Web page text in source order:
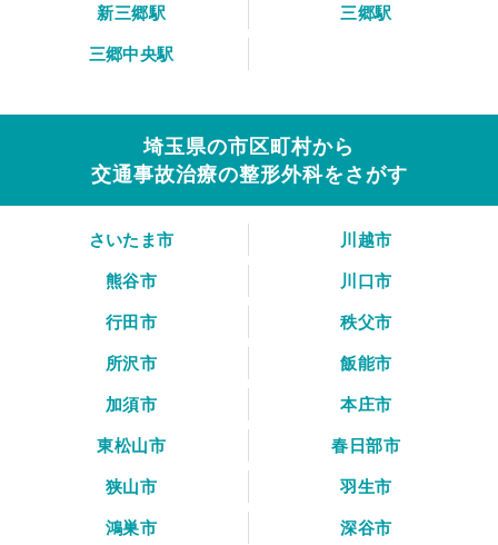
新三郷駅
三郷駅
三郷中央駅
埼玉県の市区町村から
交通事故治療の整形外科をさがす
さいたま市
川越市
熊谷市
川口市
行田市
秩父市
所沢市
飯能市
加須市
本庄市
東松山市
春日部市
狭山市
羽生市
鴻巣市
深谷市